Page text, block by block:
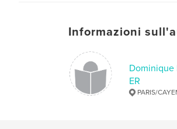
Informazioni
Dominique
ER
PARIS/